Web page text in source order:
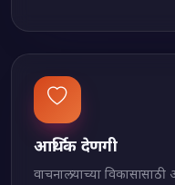
आर्थिक देणगी
वाचनालयाच्या विकासासाठी